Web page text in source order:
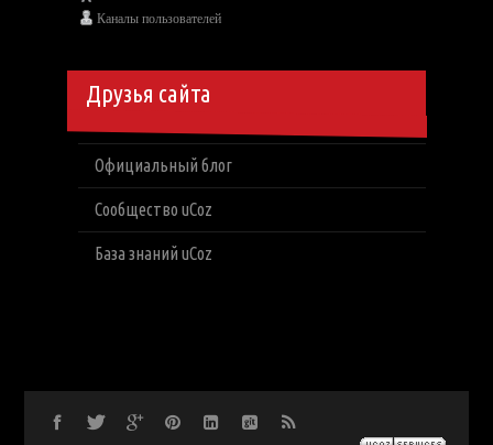
Каналы пользователей
Друзья сайта
Официальный блог
Сообщество uCoz
База знаний uCoz